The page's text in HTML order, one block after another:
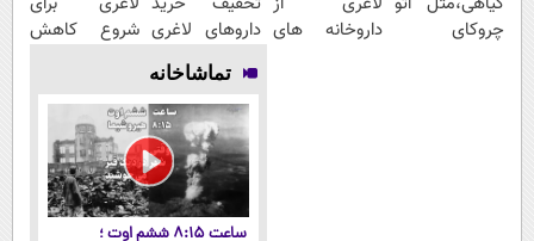
چروکای
داروخانه های داروهای لاغری
با ارسال از
داروخانه و پک
یخ!
شروع کاهش
نزدیکت!
تماشاخانه
ساعت ۸:۱۵ ششم اوت ؛